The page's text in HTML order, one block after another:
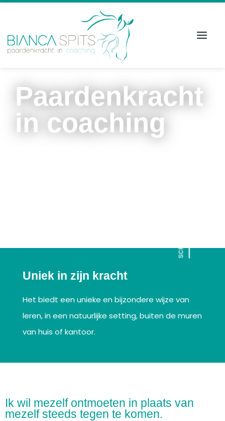
Paardenkracht
in coaching
SCROLL
Uniek in zijn kracht
Het biedt een unieke en bijzondere wijze van
leren, in een natuurlijke setting, buiten de muren
van huis of kantoor.
Ik wil mezelf ontmoeten in plaats van
mezelf steeds tegen te komen.